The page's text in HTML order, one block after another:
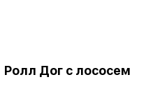
Ролл Дог с лососем